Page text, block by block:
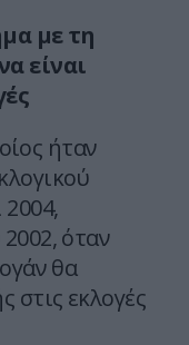
με τη
είναι
ήταν
όταν
θα
στις εκλογές